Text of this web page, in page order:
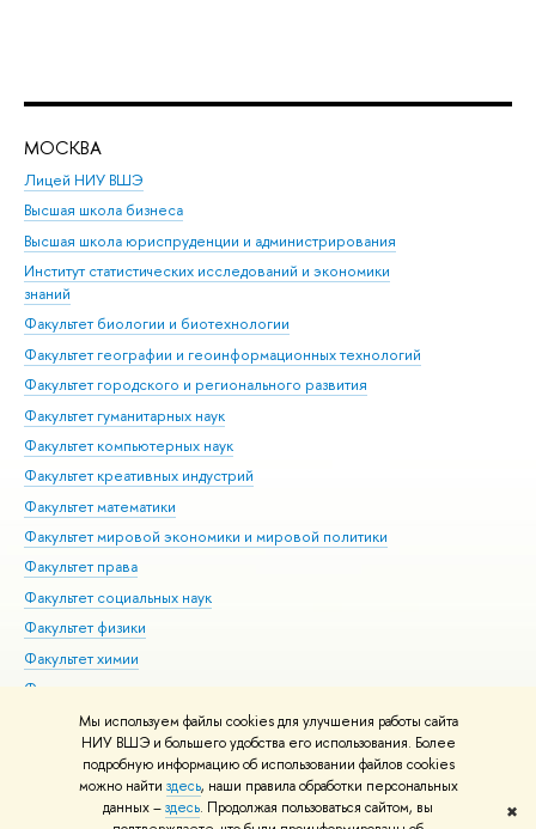
Мы используем файлы cookies для улучшения работы сайта
НИУ ВШЭ и большего удобства его использования. Более
подробную информацию об использовании файлов cookies
можно найти здесь, наши правила обработки персональных
данных –здесь. Продолжая пользоваться сайтом, вы
✖
МОСКВА
Лицей НИУ ВШЭ
Высшая школа бизнеса
Высшая школа юриспруденции и администрирования
Институт статистических исследований и экономики
знаний
Факультет биологии и биотехнологии
Факультет географии и геоинформационных технологий
Факультет городского и регионального развития
Факультет гуманитарных наук
Факультет компьютерных наук
Факультет креативных индустрий
Факультет математики
Факультет мировой экономики и мировой политики
Факультет права
Факультет социальных наук
Факультет физики
Факультет химии
Факультет экономических наук
Международный институт экономики и финансов
Московский институт электроники и математики им. А.Н.
Тихонова